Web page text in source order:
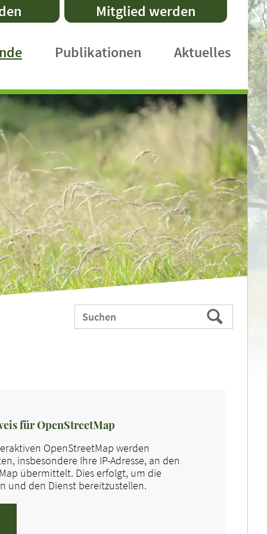
Mitglied werden
Publikationen
DVL-Schriftenreihe
Fachpublikationen
Faltblätter
Praxishefte
International Publications
DVL-Rundbrief
Aktuelles
Webauftritt
durchsuchen
Suchen
für OpenStreetMap
OpenStreetMap werden
insbesondere Ihre IP-Adresse, an den
übermittelt. Dies erfolgt, um die
und den Dienst bereitzustellen.